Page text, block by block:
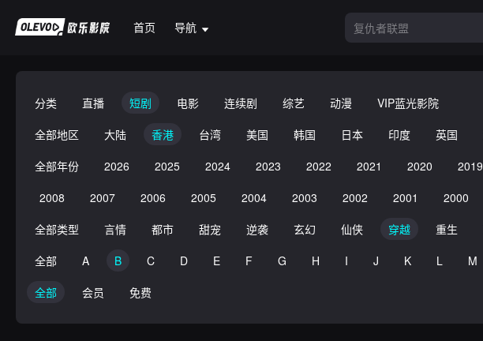
首页 导航
分类 直播 短剧 电影 连续剧 综艺 动漫
VIP蓝光影院
全部地区
大陆 香港 台湾 美国 韩国 日本 印度 英国
全部年份
2026 2025 2024 2023 2022 2021 2020 2019
2008
2007 2006 2005 2004 2003 2002 2001
2000
全部类型
言情 都市 甜宠 逆袭 玄幻 仙侠 穿越 重生
全部
A B C D E F G H I J K L M
全部
会员 免费